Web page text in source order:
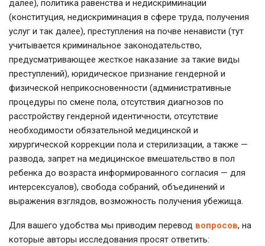
далее), политика равенства и недискриминации
(конституция, недискриминация в сфере труда, получения
услуг и так далее), преступления на почве ненависти (тут
учитывается криминальное законодательство,
предусматривающее жесткое наказание за такие виды
преступлений), юридическое признание гендерной и
физической неприкосновенности (административные
процедуры по смене пола, отсутствия диагнозов по
расстройству гендерной идентичности, отсутствие
необходимости обязательной медицинской и
хирургической коррекции пола и стерилизации, а также —
развода, запрет на медицинское вмешательство в пол
ребенка до возраста информированного согласия — для
интерсексуалов), свобода собраний, объединений и
выражения взглядов, возможность получения убежища.
Для вашего удобства мы приводим перевод вопросов, на
которые авторы исследования просят ответить: